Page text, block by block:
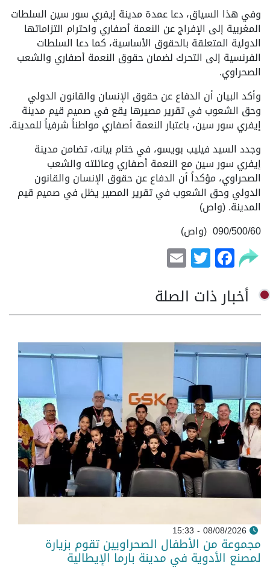
وفي هذا السياق، دعا عمدة مدينة إيفري سور سين السلطات
المغربية إلى الإفراج عن النعمة أصفاري واحترام التزاماتها
الدولية المتعلقة بالحقوق الأساسية، كما دعا السلطات
الفرنسية إلى التحرك لضمان حقوق النعمة أصفاري والشعب
الصحراوي.
وأكد البيان أن الدفاع عن حقوق الإنسان والقانون الدولي
وحق الشعوب في تقرير مصيرها يقع في صميم قيم مدينة
إيفري سور سين، باعتبار النعمة أصفاري مواطناً شرفياً للمدينة.
وجدد السيد فيليب بويسو، في ختام بيانه، تضامن مدينة
إيفري سور سين مع النعمة أصفاري وعائلته والشعب
الصحراوي، مؤكداً أن الدفاع عن حقوق الإنسان والقانون
الدولي وحق الشعوب في تقرير المصير يظل في صميم قيم
المدينة. (واص)
090/500/60 (واص)
Facebook
Twitter
أخبار ذات الصلة
08/08/2026 - 15:33
مجموعة من الأطفال الصحراويين تقوم بزيارة
لمصنع الأدوية في مدينة بارما الإيطالية